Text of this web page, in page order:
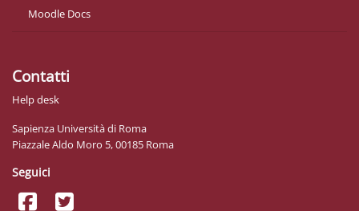
Moodle Docs
Contatti
Help desk
Sapienza Università di Roma
Piazzale Aldo Moro 5, 00185 Roma
Seguici